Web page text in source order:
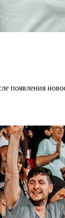
появления